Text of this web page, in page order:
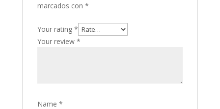
marcados con *
Your rating *
Your review *
Name *